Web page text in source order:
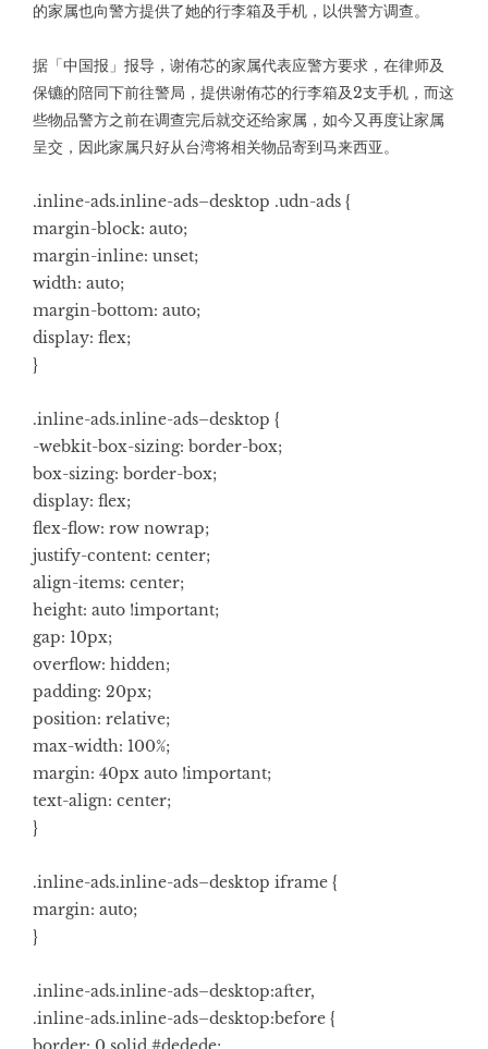
的家属也向警方提供了她的行李箱及手机，以供警方调查。
据「中国报」报导，谢侑芯的家属代表应警方要求，在律师及
保镳的陪同下前往警局，提供谢侑芯的行李箱及2支手机，而这
些物品警方之前在调查完后就交还给家属，如今又再度让家属
呈交，因此家属只好从台湾将相关物品寄到马来西亚。
.inline-ads.inline-ads–desktop .udn-ads {
margin-block: auto;
margin-inline: unset;
width: auto;
margin-bottom: auto;
display: flex;
}
.inline-ads.inline-ads–desktop {
-webkit-box-sizing: border-box;
box-sizing: border-box;
display: flex;
flex-flow: row nowrap;
justify-content: center;
align-items: center;
height: auto !important;
gap: 10px;
overflow: hidden;
padding: 20px;
position: relative;
max-width: 100%;
margin: 40px auto !important;
text-align: center;
}
.inline-ads.inline-ads–desktop iframe {
margin: auto;
}
.inline-ads.inline-ads–desktop:after,
.inline-ads.inline-ads–desktop:before {